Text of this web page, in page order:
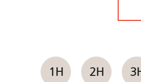
1H 2H